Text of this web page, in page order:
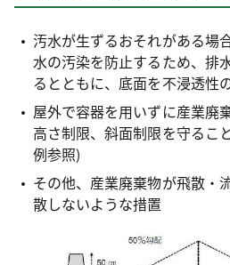
汚水が生ずるおそれがある場
水の汚染を防止するため、排
るとともに、底面を不浸透性
屋外で容器を用いずに産業廃
高さ制限、斜面制限を守るこ
例参照)
その他、産業廃棄物が飛散・
散しないような措置